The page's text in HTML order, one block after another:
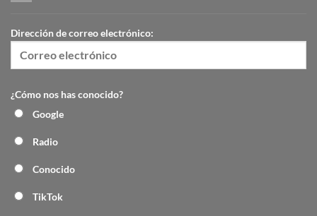
Dirección de correo electrónico:
¿Cómo nos has conocido?
Google
Radio
Conocido
TikTok